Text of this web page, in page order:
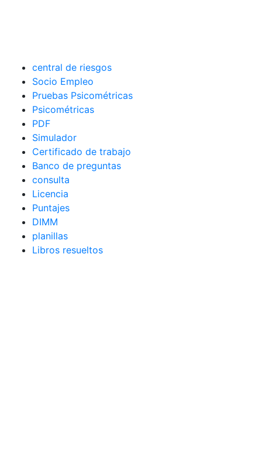
central de riesgos
Socio Empleo
Pruebas Psicométricas
Psicométricas
PDF
Simulador
Certificado de trabajo
Banco de preguntas
consulta
Licencia
Puntajes
DIMM
planillas
Libros resueltos